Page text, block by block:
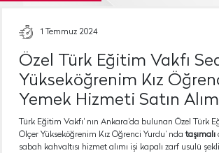
1 Temmuz 2024
Özel Türk Eğitim Vakfı
Yükseköğrenim Kız
Yemek Hizmeti Satın
Türk Eğitim Vakfı' nın Ankara'da bulunan Özel Türk
Ölçer Yükseköğrenim Kız Öğrenci Yurdu’ ndataşımalı
sabah kahvaltısı hizmet alımı işi kapalı zarf usulü